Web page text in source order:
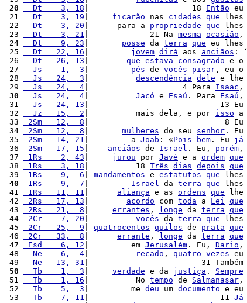
20
  Dt    3, 18
|                      18 Então eu
21
  Dt    3, 19
ficarão nas cidades que lhes
22
  Dt    3, 20
|      para a propriedade que lhes
23
  Dt    3, 21
|             21 Na mesma ocasião ,
24
  Dt    9, 23
posse da terra que eu lhes
25
  Dt   22, 16
jovem dirá aos anciãos : ‘
26
  Dt   26, 13
que estava consagrado e o
27
  Js    1,  3
pés de vocês pisar , eu o
28
  Js   24,  3
descendência dele e lhe
29
  Js   24,  4
|                    4 Para Isaac ,
30
  Js   24,  4
Jacó e Esaú . Para Esaú ,
31
  Js   24, 13
|                            13 Eu
32
  Jz   15,  2
|          mais dela, e por isso a
33
2Sm   12,  8 |                             8 Eu
34
2Sm   12,  8 mulheres do seu senhor . Eu
35
2Sm   14, 21 |         a Joab : «Pois bem . Eu já
36
2Sm   17, 15 anciãos de Israel . Eu, porém ,
37
1Rs    2, 43 jurou por Javé e a ordem que
38
1Rs    3, 18 |          18 Três dias depois que
39
1Rs    9,  6 mandamentos e estatutos que lhes
40
1Rs    9,  7 Israel da terra que lhes
41
1Rs   11, 11 aliança e as ordens que lhe
42
2Rs   17, 13 acordo com toda a Lei que
43
2Rs   21,  8 errantes , longe da terra que
44
2Cr    7, 20 vocês da terra que lhes
45
2Cr   25,  9 quatrocentos quilos de prata que
46
2Cr   33,  8 errante , longe da terra que
47
Esd    6, 12 |         em Jerusalém . Eu, Dario ,
48
  Ne    6,  4
recado , quatro vezes eu
49
  Ne   13, 31
|                        31 Também
50
  Tb    1,  3
verdade e da justiça . Sempre
51
  Tb    1, 16
|          No tempo de Salmanasar ,
52
  Tb    5,  3
|         me deu um documento e eu
53
  Tb    7, 11
|                            11 Já